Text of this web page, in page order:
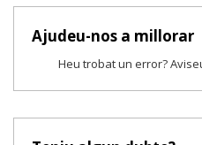
Ajudeu-nos a millorar
Heu trobat un error?